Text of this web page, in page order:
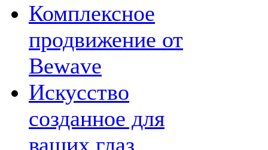
Комплексное
продвижение от
Bewave
Искусство
созданное для
ваших глаз